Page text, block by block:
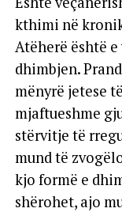
kthimi në
Atëherë është
dhimbjen.
mënyrë jetese
mjaftueshme
stërvitje të
mund të
kjo formë e
shërohet, ajo